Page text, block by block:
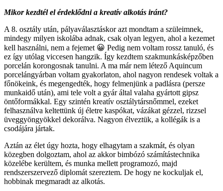
Mikor kezdtél el érdeklődni a kreatív alkotás iránt?
A 8. osztály után, pályaválasztáskor azt mondtam a szüleimnek,
mindegy milyen iskolába adnak, csak olyan legyen, ahol a kezemet
kell használni, nem a fejemet 😀 Pedig nem voltam rossz tanuló, és
ez így utólag viccesen hangzik. Így kezdtem szakmunkásképzőben
porcelán korongosnak tanulni. A ma már nem létező Aquincum
porcelángyárban voltam gyakorlaton, ahol nagyon rendesek voltak a
főnökeink, és megengedték, hogy felmenjünk a padlásra (persze
munkaidő után), ami tele volt a gyár által valaha gyártott gipsz
öntőformákkal. Egy szintén kreatív osztálytársnőmmel, ezeket
felhasználva keltettünk új életre kaspókat, vázákat gézzel, rizzsel
üveggyöngyökkel dekorálva. Nagyon élveztük, a kollégák is a
csodájára jártak.
Aztán az élet úgy hozta, hogy elhagytam a szakmát, és olyan
közegben dolgoztam, ahol az akkor bimbózó számítástechnika
közelébe kerültem, és munka mellett programozó, majd
rendszerszervező diplomát szereztem. De hogy ne kockuljak el,
hobbinak megmaradt az alkotás.